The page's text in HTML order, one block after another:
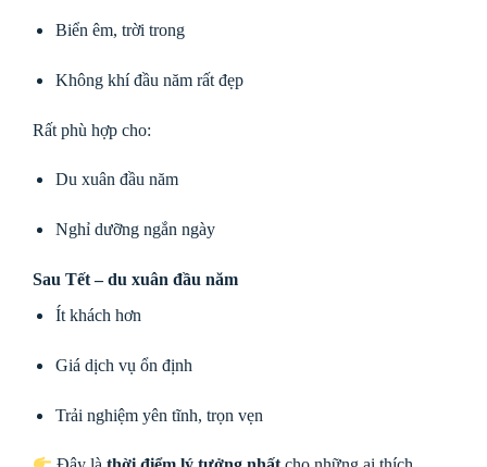
Biển êm, trời trong
Không khí đầu năm rất đẹp
Rất phù hợp cho:
Du xuân đầu năm
Nghỉ dưỡng ngắn ngày
Sau Tết – du xuân đầu năm
Ít khách hơn
Giá dịch vụ ổn định
Trải nghiệm yên tĩnh, trọn vẹn